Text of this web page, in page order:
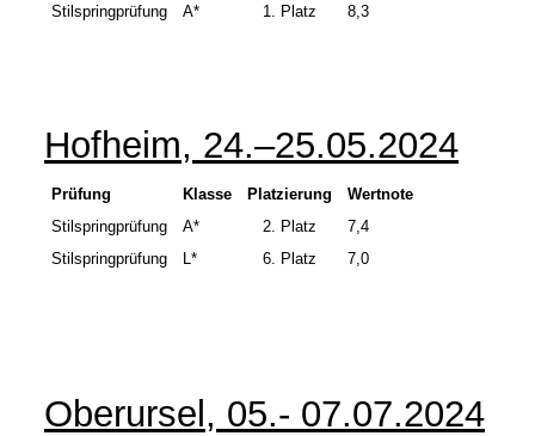
Stilspringprüfung
A* 1. Platz 8,3
Hofheim, 24.–25.05.2024
Prüfung Klasse Platzierung
Wertnote
Stilspringprüfung
A* 2. Platz
7,4
Stilspringprüfung
L* 6. Platz 7,0
Oberursel, 05.- 07.07.2024